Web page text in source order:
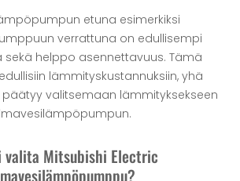
etuna esimerkiksi
verrattuna on edullisempi
sekä helppo asennettavuus. Tämä
lämmityskustannuksiin, yhä
valitsemaan lämmityksekseen
valita Mitsubishi Electric